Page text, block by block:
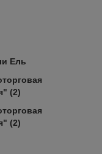
Ель
(2)
(2)